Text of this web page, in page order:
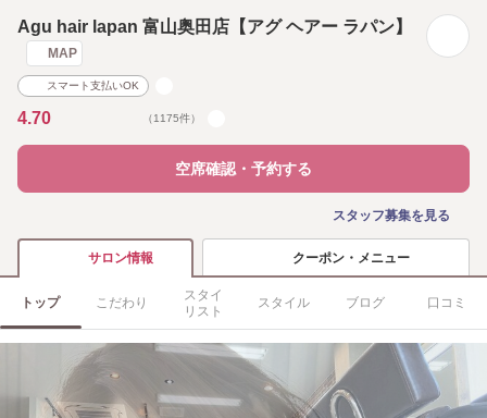
Agu hair lapan 富山奥田店【アグ ヘアー ラパン】
MAP
スマート支払いOK
4.70 （1175件）
空席確認・予約する
スタッフ募集を見る
サロン情報 クーポン・メニュー
トップ こだわり
スタイ
リスト
スタイル ブログ 口コミ